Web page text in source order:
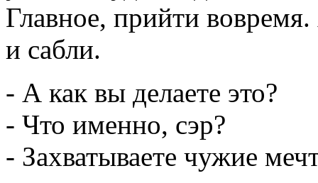
Главное, прийти
и сабли.
- А как вы делаете это?
- Что именно, сэр?
- Захватываете чужие